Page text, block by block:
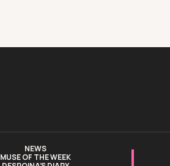
NEWS
MUSE OF THE WEEK